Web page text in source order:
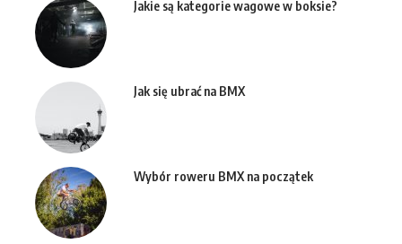
Jakie są kategorie wagowe w boksie?
Jak się ubrać na BMX
Wybór roweru BMX na początek